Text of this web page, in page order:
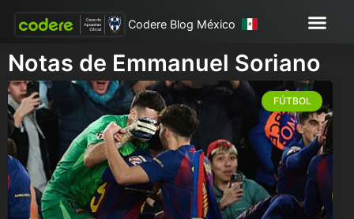
Codere Blog México
Notas de Emmanuel Soriano
FÚTBOL